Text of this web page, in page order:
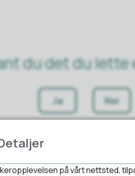
du det du lette
Ja Nei
på vårt nettsted,